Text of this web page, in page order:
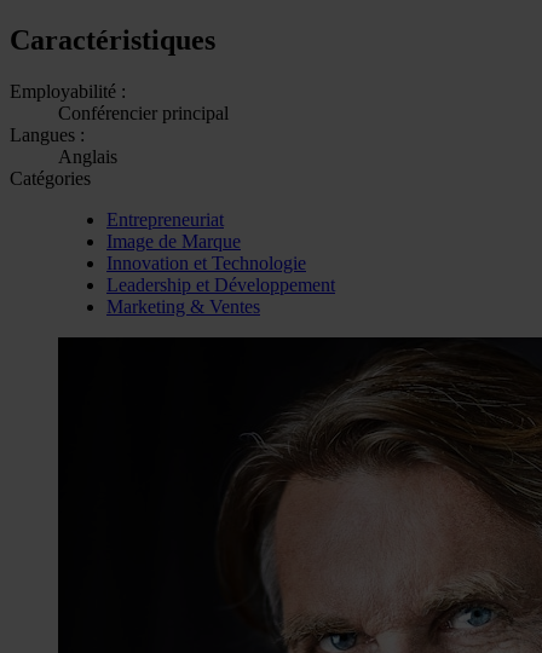
Caractéristiques
Employabilité :
Conférencier principal
Langues :
Anglais
Catégories
Entrepreneuriat
Image de Marque
Innovation et Technologie
Leadership et Développement
Marketing & Ventes